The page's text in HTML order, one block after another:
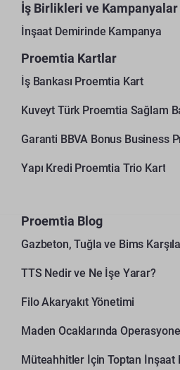
İş Birlikleri ve Kampanyalar
İnşaat Demirinde Kampanya
Proemtia Kartlar
İş Bankası Proemtia Kart
Kuveyt Türk Proemtia Sağlam
Garanti BBVA Bonus Business
Yapı Kredi Proemtia Trio Kart
Proemtia Blog
TTS Nedir ve Ne İşe Yarar?
Filo Akaryakıt Yönetimi